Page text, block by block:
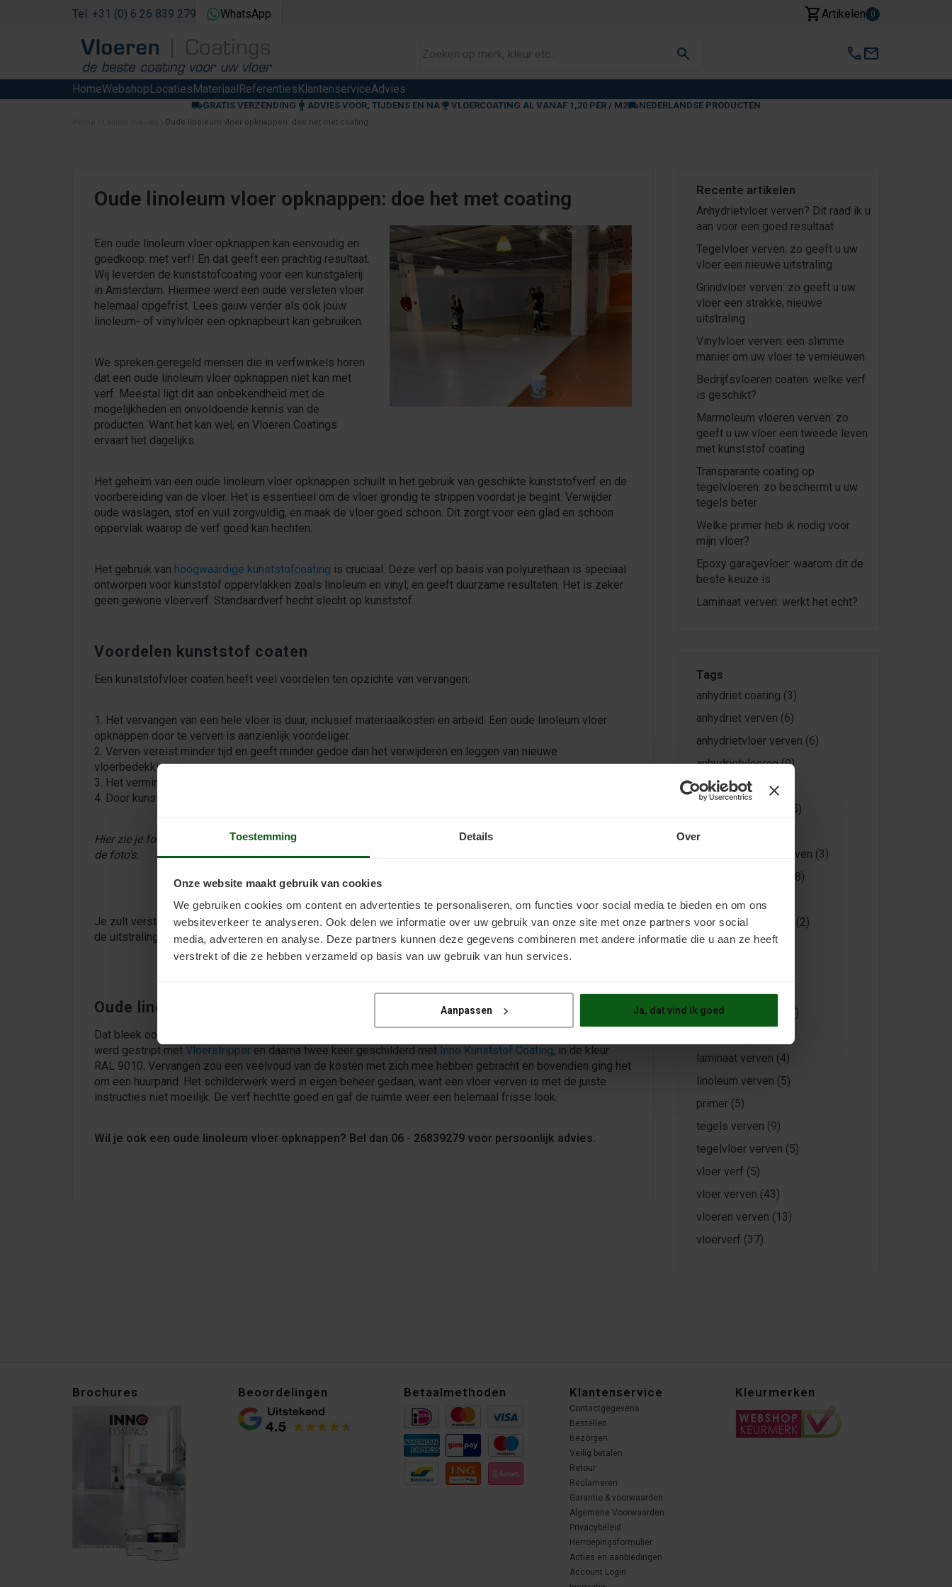
Toestemming Details Over
Onze website maakt gebruik van cookies
We gebruiken cookies om content en advertenties te personaliseren, om functies voor social media te bieden en om ons
websiteverkeer te analyseren. Ook delen we informatie over uw gebruik van onze site met onze partners voor social
media, adverteren en analyse. Deze partners kunnen deze gegevens combineren met andere informatie die u aan ze heeft
verstrekt of die ze hebben verzameld op basis van uw gebruik van hun services.
Aanpassen Ja, dat vind ik goed
Tel: +31 (0) 6 26 839 279 WhatsApp shopping_cartArtikelen 0
search callmail
HomeWebshopLocatiesMateriaalReferentiesKlantenserviceAdvies
GRATIS VERZENDING ADVIES VOOR, TIJDENS EN NA VLOERCOATING AL VANAF 1,20 PER / M2 NEDERLANDSE PRODUCTEN
Oude linoleum vloer opknappen: doe het met coating
Oude linoleum vloer opknappen: doe het met coating
Een oude linoleum vloer opknappen kan eenvoudig en
goedkoop: met verf! En dat geeft een prachtig resultaat.
Wij leverden de kunststofcoating voor een kunstgalerij
in Amsterdam. Hiermee werd een oude versleten vloer
helemaal opgefrist. Lees gauw verder als ook jouw
linoleum- of vinylvloer een opknapbeurt kan gebruiken.
We spreken geregeld mensen die in verfwinkels horen
dat een oude linoleum vloer opknappen niet kan met
verf. Meestal ligt dit aan onbekendheid met de
mogelijkheden en onvoldoende kennis van de
producten. Want het kan wel, en Vloeren Coatings
ervaart het dagelijks.
Het geheim van een oude linoleum vloer opknappen schuilt in het gebruik van geschikte kunststofverf en de
voorbereiding van de vloer. Het is essentieel om de vloer grondig te strippen voordat je begint. Verwijder
oude waslagen, stof en vuil zorgvuldig, en maak de vloer goed schoon. Dit zorgt voor een glad en schoon
oppervlak waarop de verf goed kan hechten.
Het gebruik van hoogwaardige kunststofcoating is cruciaal. Deze verf op basis van polyurethaan is speciaal
ontworpen voor kunststof oppervlakken zoals linoleum en vinyl, en geeft duurzame resultaten. Het is zeker
geen gewone vloerverf. Standaardverf hecht slecht op kunststof.
Voordelen kunststof coaten
Een kunststofvloer coaten heeft veel voordelen ten opzichte van vervangen:
1. Het vervangen van een hele vloer is duur, inclusief materiaalkosten en arbeid. Een oude linoleum vloer
opknappen door te verven is aanzienlijk voordeliger.
2. Verven vereist minder tijd en geeft minder gedoe dan het verwijderen en leggen van nieuwe
vloerbedekking.
3. Het verminderen van afval door niet de hele vloer te vervangen, is beter voor het milieu.
4. Door kunststof te coaten kun je creatief zijn en patronen, kleuren en ontwerpen aanpassen aan je smaak.
Hier zie je foto's van de vloer in de kunstgalerij die met onze producten wordt opgeknapt. Lees verder onder
de foto's.
Oude linoleum vloer opknappen: direct resultaat
Je zult versteld staan van hoe snel een geverfde vloer
de uitstraling van een ruimte kan transformeren.
Dat bleek ook bij deze kunstgalerij in Amsterdam. Het ging om een grote vloer: 500 vierkante meter. Deze
werd gestript met Vloerstripper en daarna twee keer geschilderd met Inno Kunststof Coating, in de kleur
RAL 9010. Vervangen zou een veelvoud van de kosten met zich mee hebben gebracht en bovendien ging het
om een huurpand. Het schilderwerk werd in eigen beheer gedaan, want een vloer verven is met de juiste
instructies niet moeilijk. De verf hechtte goed en gaf de ruimte weer een helemaal frisse look.
Wil je ook een oude linoleum vloer opknappen? Bel dan 06 - 26839279 voor persoonlijk advies.
Recente artikelen
Anhydrietvloer verven? Dit raad ik u
aan voor een goed resultaat
Tegelvloer verven: zo geeft u uw
vloer een nieuwe uitstraling
Grindvloer verven: zo geeft u uw
vloer een strakke, nieuwe
uitstraling
Vinylvloer verven: een slimme
manier om uw vloer te vernieuwen
Bedrijfsvloeren coaten: welke verf
is geschikt?
Marmoleum vloeren verven: zo
geeft u uw vloer een tweede leven
met kunststof coating
Transparante coating op
tegelvloeren: zo beschermt u uw
tegels beter
Welke primer heb ik nodig voor
mijn vloer?
Epoxy garagevloer: waarom dit de
beste keuze is
Laminaat verven: werkt het echt?
Tags
anhydriet coating (3)
anhydriet verven (6)
anhydrietvloer verven (6)
anhydrietvloeren(9)
betonlook(6)
(5)
betonvloeren
cementdekvloer verven (3)
(8)
egaline
egalinevloer verven (2)
epoxy vloerverf(3)
kunststof coating
(7)
laminaat verven (4)
linoleum verven (5)
primer (5)
tegels verven (9)
tegelvloer verven (5)
vloer verf (5)
vloer verven (43)
vloeren verven (13)
vloerverf (37)
Brochures Beoordelingen Betaalmethoden Klantenservice
Contactgegevens
Bestellen
Bezorgen
Veilig betalen
Retour
Reclameren
Garantie & voorwaarden
Algemene Voorwaarden
Privacybeleid
Herroepingsformulier
Acties en aanbiedingen
Account Login
Kleurmerken